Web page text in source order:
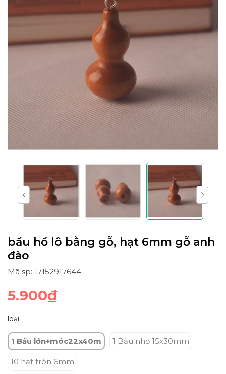
bầu hồ lô bằng gỗ, hạt 6mm gỗ anh
đào
Mã sp: 17152917644
5.900₫
loại
1 Bầu lớn+móc22x40m 1 Bầu nhỏ 15x30mm
10 hạt tròn 6mm